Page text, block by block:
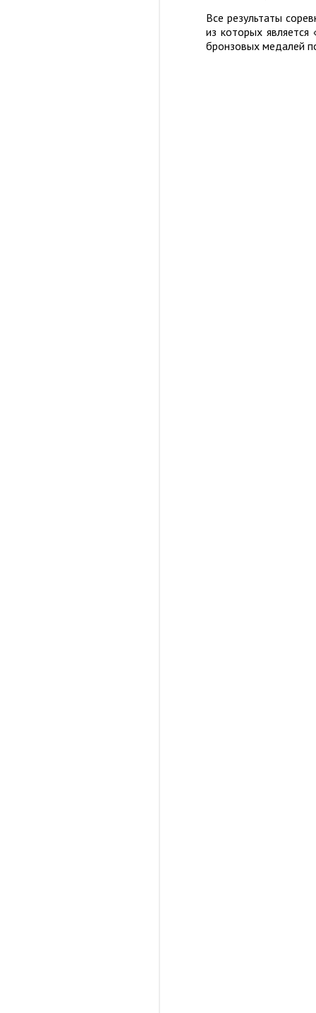
Все результаты
из которых
бронзовых медалей